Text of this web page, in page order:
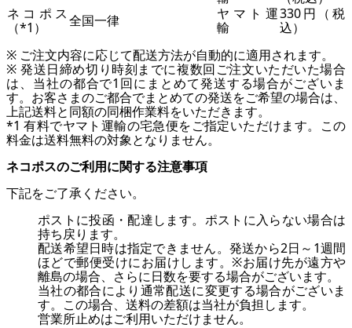
ネコポス
（*1）
全国一律
ヤマト運
輸
330円（税
込）
※ ご注文内容に応じて配送方法が自動的に適用されます。
※ 発送日締め切り時刻までに複数回ご注文いただいた場合
は、当社の都合で1回にまとめて発送する場合がございま
す。お客さまのご都合でまとめての発送をご希望の場合は、
上記送料と同額の同梱作業料をいただきます。
*1 有料でヤマト運輸の宅急便をご指定いただけます。この
料金は送料無料の対象となりません。
ネコポスのご利用に関する注意事項
下記をご了承ください。
ポストに投函・配達します。ポストに入らない場合は
持ち戻ります。
配送希望日時は指定できません。発送から2日～1週間
ほどで郵便受けにお届けします。※お届け先が遠方や
離島の場合、さらに日数を要する場合がございます。
当社の都合により通常配送に変更する場合がございま
す。この場合、送料の差額は当社が負担します。
営業所止めはご利用いただけません。